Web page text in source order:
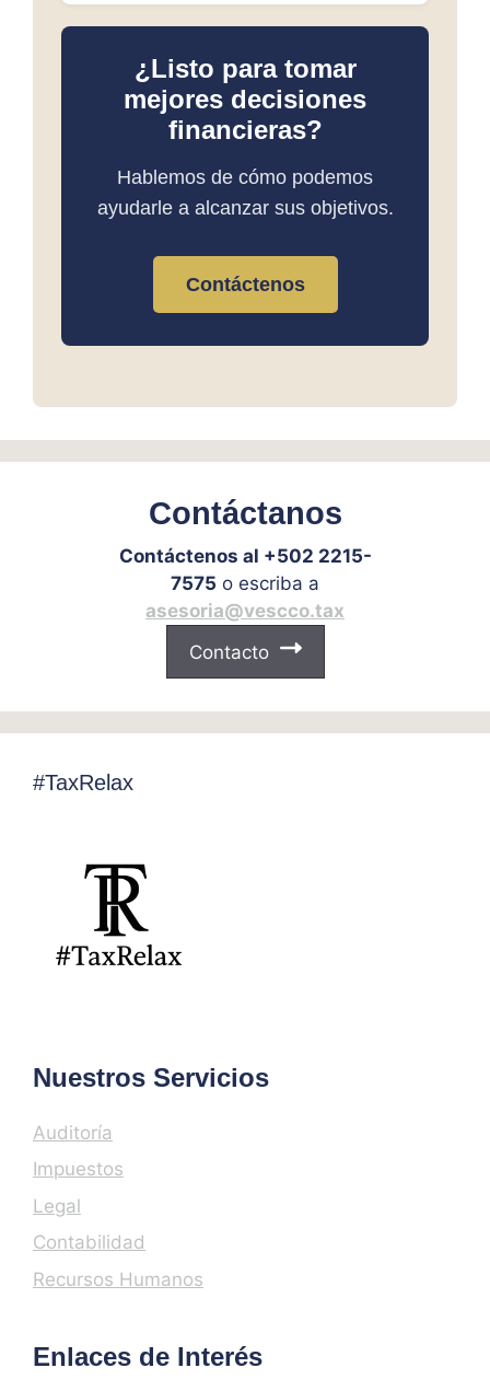
¿Listo para tomar
mejores decisiones
financieras?
Hablemos de cómo podemos
ayudarle a alcanzar sus objetivos.
Contáctenos
Contáctanos
Contáctenos al +502 2215-
7575 o escriba a
asesoria@vescco.tax
Contacto
#TaxRelax
Nuestros Servicios
Auditoría
Impuestos
Legal
Contabilidad
Recursos Humanos
Enlaces de Interés